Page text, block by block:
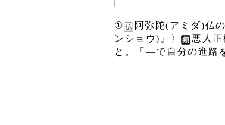
①
阿弥陀(アミダ)仏
ンショウ)』〉
悪人
と。「―で自分の進路